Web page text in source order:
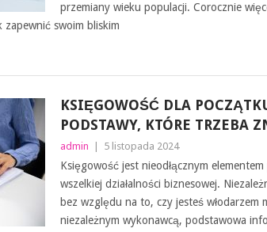
przemiany wieku populacji. Corocznie
swoim bliskim
KSIĘGOWOŚĆ DLA
PODSTAWY, KTÓRE TRZEBA
admin 5 listopada 2024
Księgowość jest nieodłącznym
wszelkiej działalności biznesowej.
bez względu na to, czy jesteś włodarzem
niezależnym wykonawcą, podstawowa